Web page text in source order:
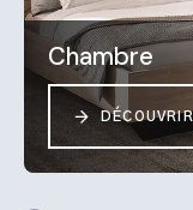
Chambre
DÉCOUVRIR